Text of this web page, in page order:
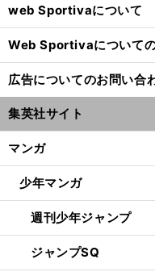
web Sportivaについて
Web Sportivaについて
広告についてのお問い合
集英社サイト
マンガ
少年マンガ
週刊少年ジャンプ
ジャンプSQ